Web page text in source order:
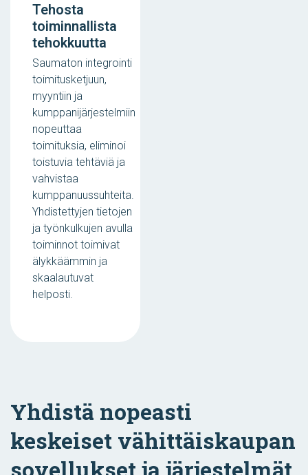
Tehosta
toiminnallista
tehokkuutta
Saumaton integrointi
toimitusketjuun,
myyntiin ja
kumppanijärjestelmiin
nopeuttaa
toimituksia, eliminoi
toistuvia tehtäviä ja
vahvistaa
kumppanuussuhteita.
Yhdistettyjen tietojen
ja työnkulkujen avulla
toiminnot toimivat
älykkäämmin ja
skaalautuvat
helposti.
Yhdistä nopeasti
keskeiset vähittäiskaupan